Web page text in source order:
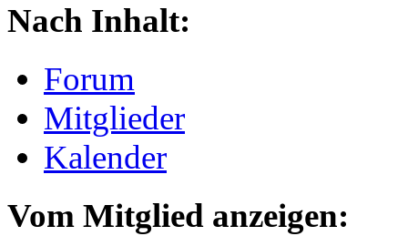
Nach Inhalt:
Forum
Mitglieder
Kalender
Vom Mitglied anzeigen: